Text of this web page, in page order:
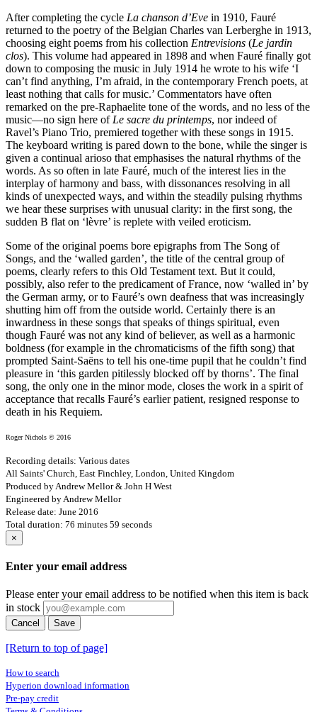
After completing the cycle La chanson d’Eve in 1910, Fauré
returned to the poetry of the Belgian Charles van Lerberghe in 1913,
choosing eight poems from his collection Entrevisions (Le jardin
clos). This volume had appeared in 1898 and when Fauré finally got
down to composing the music in July 1914 he wrote to his wife ‘I
can’t find anything, I’m afraid, in the contemporary French poets, at
least nothing that calls for music.’ Commentators have often
remarked on the pre-Raphaelite tone of the words, and no less of the
music—no sign here of Le sacre du printemps, nor indeed of
Ravel’s Piano Trio, premiered together with these songs in 1915.
The keyboard writing is pared down to the bone, while the singer is
given a continual arioso that emphasises the natural rhythms of the
words. As so often in late Fauré, much of the interest lies in the
interplay of harmony and bass, with dissonances resolving in all
kinds of unexpected ways, and within the steadily pulsing rhythms
we hear these surprises with unusual clarity: in the first song, the
sudden B flat on ‘lèvre’ is replete with veiled eroticism.
Some of the original poems bore epigraphs from The Song of
Songs, and the ‘walled garden’, the title of the central group of
poems, clearly refers to this Old Testament text. But it could,
possibly, also refer to the predicament of France, now ‘walled in’ by
the German army, or to Fauré’s own deafness that was increasingly
shutting him off from the outside world. Certainly there is an
inwardness in these songs that speaks of things spiritual, even
though Fauré was not any kind of believer, as well as a harmonic
boldness (for example in the chromaticisms of the fifth song) that
prompted Saint-Saëns to tell his one-time pupil that he couldn’t find
pleasure in ‘this garden pitilessly blocked off by thorns’. The final
song, the only one in the minor mode, closes the work in a spirit of
acceptance that recalls Fauré’s earlier patient, resigned response to
death in his Requiem.
Roger Nichols © 2016
Recording details: Various dates
All Saints' Church, East Finchley, London, United Kingdom
Produced by Andrew Mellor & John H West
Engineered by Andrew Mellor
Release date: June 2016
Total duration: 76 minutes 59 seconds
×
Enter your email address
Please enter your email address to be notified when this item is back
in stock
Cancel Save
[Return to top of page]
How to search
Hyperion download information
Pre-pay credit